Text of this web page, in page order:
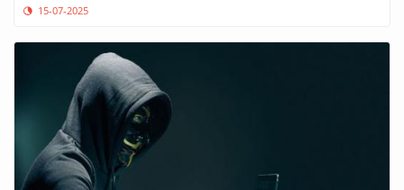
15-07-2025